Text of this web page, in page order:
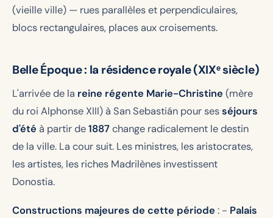
(vieille ville) — rues parallèles et perpendiculaires,
blocs rectangulaires, places aux croisements.
Belle Époque : la résidence royale (XIXᵉ siècle)
L'arrivée de la reine régente Marie-Christine (mère
du roi Alphonse XIII) à San Sebastián pour sesséjours
d'été à partir de1887change radicalement le destin
de la ville. La cour suit. Les ministres, les aristocrates,
les artistes, les riches Madrilènes investissent
Donostia.
Constructions majeures de cette période : - Palais